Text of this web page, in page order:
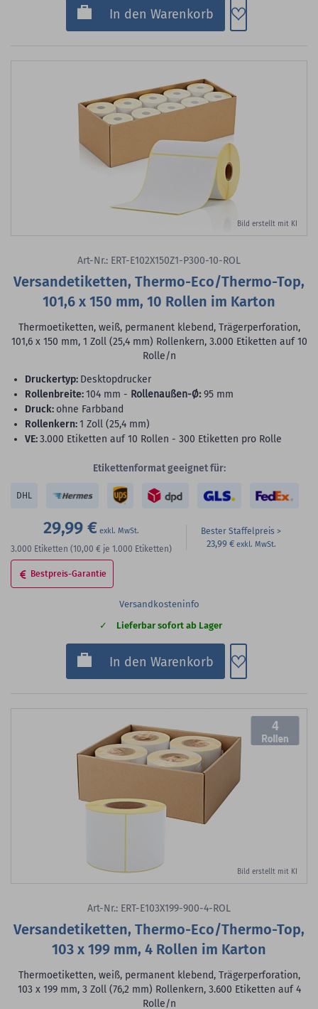
In den Warenkorb Zum
Bild erstellt mit KI
Art-Nr.: ERT-E102X150Z1-P300-10-ROL
Versandetiketten, Thermo-Eco/Thermo-Top,
101,6 x 150 mm, 10 Rollen im Karton
Thermoetiketten, weiß, permanent klebend, Trägerperforation,
101,6 x 150 mm, 1 Zoll (25,4 mm) Rollenkern, 3.000 Etiketten auf 10
Rolle/n
Druckertyp: Desktopdrucker
Rollenbreite:104 mm - Rollenaußen-Ø: 95 mm
Druck: ohne Farbband
Rollenkern:1 Zoll (25,4 mm)
VE:3.000 Etiketten auf 10 Rollen - 300 Etiketten pro Rolle
Etikettenformat geeignet für:
DHL
29,99 €
3.000 Etiketten (10,00 € je 1.000 Etiketten)
Bester Staffelpreis
23,99 €
Bestpreis-Garantie
Versandkosteninfo
Lieferbar sofort ab Lager
In den Warenkorb Zum
Bild erstellt mit KI
4
Art-Nr.: ERT-E103X199-900-4-ROL
Versandetiketten, Thermo-Eco/Thermo-Top,
103 x 199 mm, 4 Rollen im Karton
Thermoetiketten, weiß, permanent klebend, Trägerperforation,
103 x 199 mm, 3 Zoll (76,2 mm) Rollenkern, 3.600 Etiketten auf 4
Rolle/n